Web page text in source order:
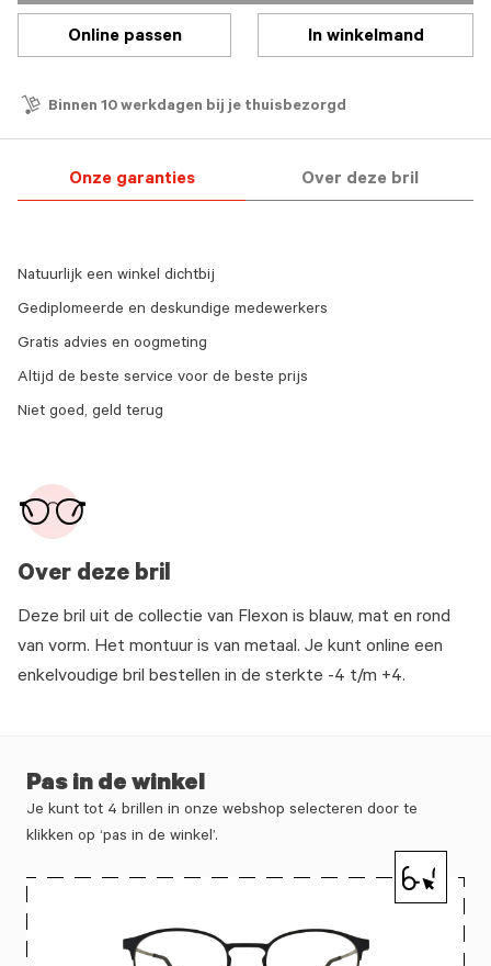
Online passen In winkelmand
Binnen 10 werkdagen bij je thuisbezorgd
Onze garanties Over deze bril
Over deze bril
Deze bril uit de collectie van Flexon is blauw, mat en rond
van vorm. Het montuur is van metaal. Je kunt online een
enkelvoudige bril bestellen in de sterkte -4 t/m +4.
Natuurlijk een winkel dichtbij
Gediplomeerde en deskundige medewerkers
Gratis advies en oogmeting
Altijd de beste service voor de beste prijs
Niet goed, geld terug
Pas in de winkel
Je kunt tot 4 brillen in onze webshop selecteren door te
klikken op ‘pas in de winkel’.